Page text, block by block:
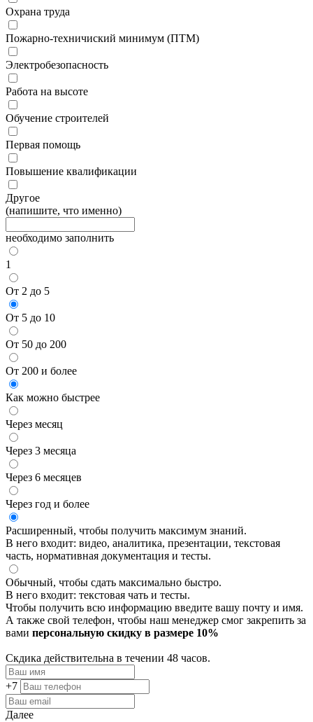
Охрана труда
Пожарно-техничиский минимум (ПТМ)
Электробезопасность
Работа на высоте
Обучение строителей
Первая помощь
Повышение квалификации
Другое
(напишите, что именно)
необходимо заполнить
1
От 2 до 5
От 5 до 10
От 50 до 200
От 200 и более
Как можно быстрее
Через месяц
Через 3 месяца
Через 6 месяцев
Через год и более
Расширенный, чтобы получить максимум знаний.
В него входит: видео, аналитика, презентации, текстовая
часть, нормативная документация и тесты.
Обычный, чтобы сдать максимально быстро.
В него входит: текстовая чать и тесты.
Чтобы получить всю информацию введите вашу почту и имя.
А также свой телефон, чтобы наш менеджер смог закрепить за
вами персональную скидку в размере 10%
Скдика действительна в течении 48 часов.
+7
Далее